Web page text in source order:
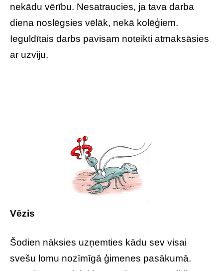
nekādu vērību. Nesatraucies, ja tava darba
diena noslēgsies vēlāk, nekā kolēģiem.
Ieguldītais darbs pavisam noteikti atmaksāsies
ar uzviju.
Vēzis
Šodien nāksies uzņemties kādu sev visai
svešu lomu nozīmīgā ģimenes pasākumā.